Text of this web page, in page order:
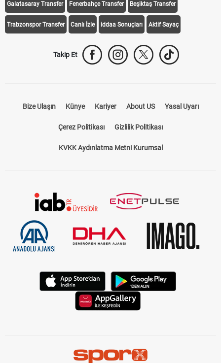
Galatasaray Transfer Fenerbahçe Transfer Beşiktaş Transfer
Trabzonspor Transfer Canlı İzle iddaa Sonuçları Aktif Sayaç
Takip Et
Bize Ulaşın Künye Kariyer About US Yasal Uyarı
Çerez Politikası Gizlilik Politikası
KVKK Aydınlatma Metni Kurumsal